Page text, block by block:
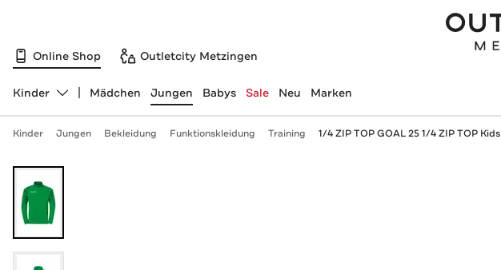
Online Shop Outletcity Metzingen
Abteilung ändern, ausgewählt:
Kinder Mädchen Jungen Babys Sale Neu Marken
Kinder Jungen Bekleidung Funktionskleidung Training 1/4 ZIP TOP GOAL 25 1/4 ZIP TOP Kids